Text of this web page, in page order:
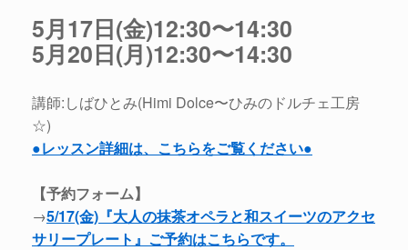
5月17日(金)12:30〜14:30
5月20日(月)12:30〜14:30
講師:しばひとみ(Himi Dolce〜ひみのドルチェ工房
☆)
●レッスン詳細は、こちらをご覧ください●
【予約フォーム】
→5/17(金)『大人の抹茶オペラと和スイーツのアクセ
サリープレート』ご予約はこちらです。